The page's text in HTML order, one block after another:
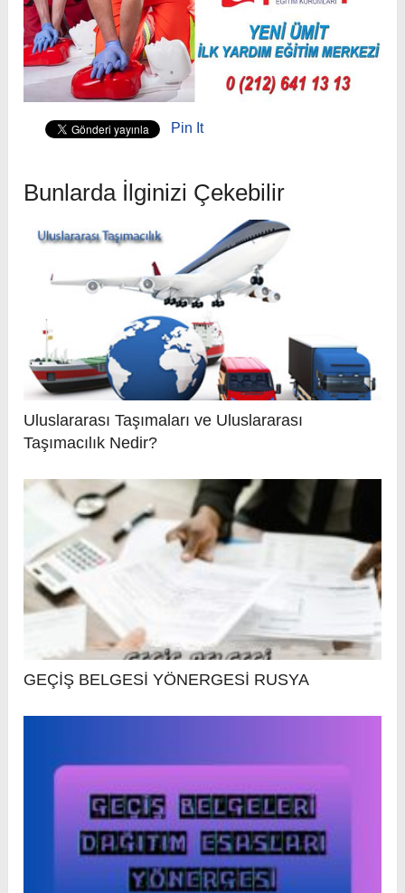
Pin It
Bunlarda İlginizi Çekebilir
Uluslararası Taşımaları ve Uluslararası
Taşımacılık Nedir?
GEÇİŞ BELGESİ YÖNERGESİ RUSYA